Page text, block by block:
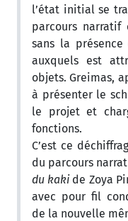
l’état initial se
parcours
sans la présence
auxquels est
objets. Greimas,
à présenter le
le projet et
fonctions.
C’est ce
du parcours
du kakide Zoya
avec pour fil
de la nouvelle